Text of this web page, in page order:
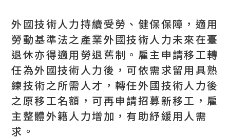
外國技術人力持續受勞、健保保障，適用
勞動基準法之產業外國技術人力未來在臺
退休亦得適用勞退舊制。雇主申請移工轉
任為外國技術人力後，可依需求留用具熟
練技術之所需人才，轉任外國技術人力後
之原移工名額，可再申請招募新移工，雇
主整體外籍人力增加，有助紓緩用人需
求。